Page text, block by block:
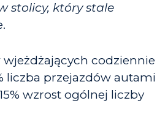
stolicy, który stale
wjeżdżających codziennie
liczba przejazdów autami
wzrost ogólnej liczby